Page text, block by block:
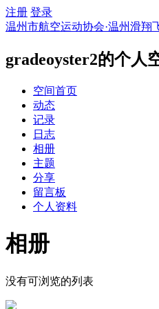
注册 登录
温州市航空运动协会·温州滑翔
gradeoyster2的个人
空间首页
动态
记录
日志
相册
主题
分享
留言板
个人资料
相册
没有可浏览的列表